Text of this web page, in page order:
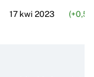
17 kwi 2023